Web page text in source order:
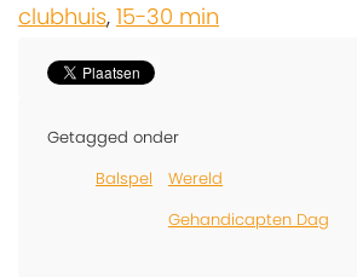
clubhuis, 15-30 min
Getagged onder
Balspel
Wereld
Gehandicapten Dag